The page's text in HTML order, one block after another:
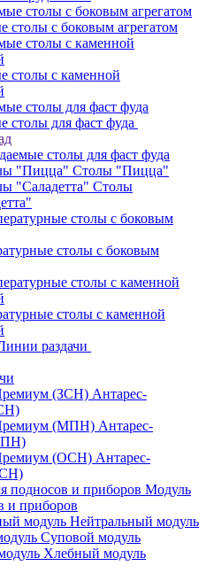
столы с боковым агрегатом
столы с каменной
столы для фаст фуда
столы для фаст фуда
Столы "Пицца"
Столы
столы с боковым
столы с каменной
раздачи
Антарес-
Антарес-
Антарес-
Модуль
и приборов
Нейтральный модуль
Суповой модуль
Хлебный модуль